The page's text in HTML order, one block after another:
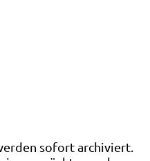
sofort archiviert.